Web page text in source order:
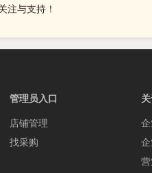
注与支持！
管理员入口
店铺管理
找采购